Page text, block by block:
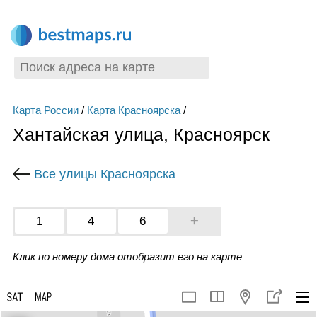
Карта России/ Карта Красноярска/
Хантайская улица, Красноярск
Все улицы Красноярска
1 4 6 +
Клик по номеру дома отобразит его на карте